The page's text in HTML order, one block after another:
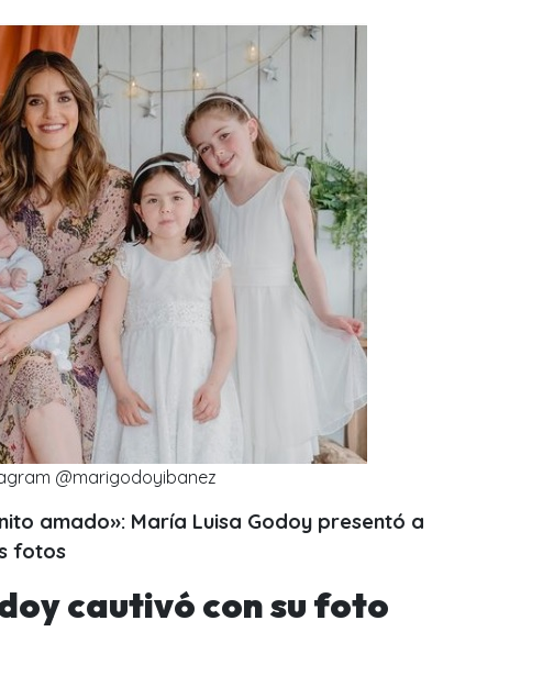
@marigodoyibanez
amado»: María Luisa Godoy presentó a
fotos
cautivó con su foto